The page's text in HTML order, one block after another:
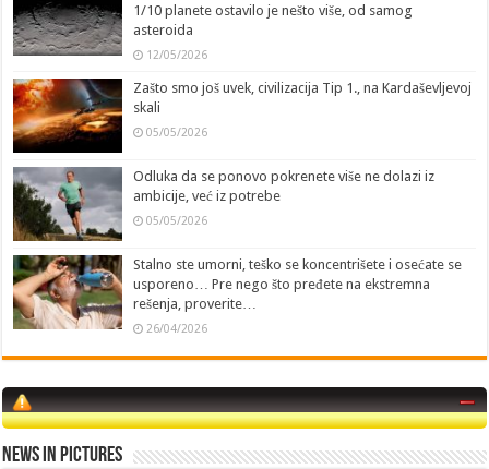
1/10 planete ostavilo je nešto više, od samog
asteroida
12/05/2026
Zašto smo još uvek, civilizacija Tip 1., na Kardaševljevoj
skali
05/05/2026
Odluka da se ponovo pokrenete više ne dolazi iz
ambicije, već iz potrebe
05/05/2026
Stalno ste umorni, teško se koncentrišete i osećate se
usporeno… Pre nego što pređete na ekstremna
rešenja, proverite…
26/04/2026
News in Pictures